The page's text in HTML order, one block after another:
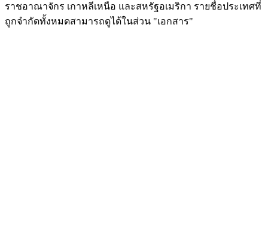
ราชอาณาจักร เกาหลีเหนือ และสหรัฐอเมริกา รายชื่อประเทศที่
ถูกจำกัดทั้งหมดสามารถดูได้ในส่วน "เอกสาร"